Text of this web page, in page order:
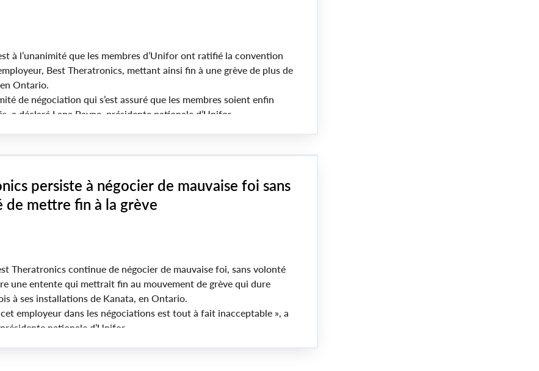
à l’unanimité que les membres d’Unifor ont ratifié la convention
Best Theratronics, mettant ainsi fin à une grève de plus de
Ontario.
de négociation qui s’est assuré que les membres soient enfin
a déclaré Lana Payne, présidente nationale d’Unifor.
persiste à négocier de mauvaise foi sans
de mettre fin à la grève
Theratronics continue de négocier de mauvaise foi, sans volonté
une entente qui mettrait fin au mouvement de grève qui dure
à ses installations de Kanata, en Ontario.
employeur dans les négociations est tout à fait inacceptable », a
nationale d’Unifor.